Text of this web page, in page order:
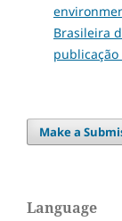
Brasileira
Make a
Language